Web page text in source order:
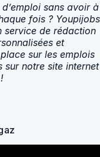
sans avoir à
fois ? Youpijobs
service de rédaction
et
sur les emplois
notre site internet